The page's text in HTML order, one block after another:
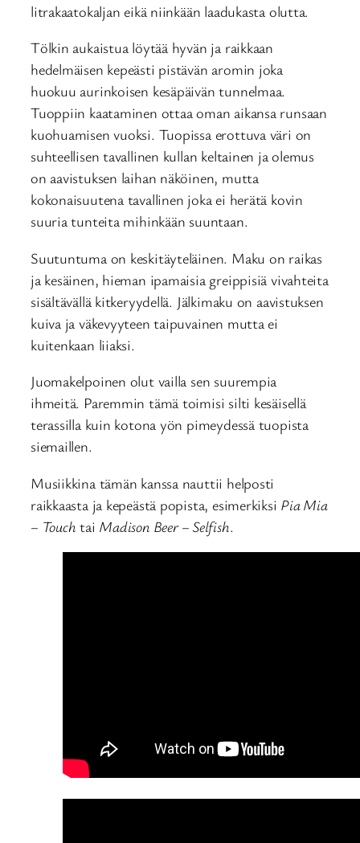
litrakaatokaljan eikä niinkään laadukasta olutta.
Tölkin aukaistua löytää hyvän ja raikkaan
hedelmäisen kepeästi pistävän aromin joka
huokuu aurinkoisen kesäpäivän tunnelmaa.
Tuoppiin kaataminen ottaa oman aikansa runsaan
kuohuamisen vuoksi. Tuopissa erottuva väri on
suhteellisen tavallinen kullan keltainen ja olemus
on aavistuksen laihan näköinen, mutta
kokonaisuutena tavallinen joka ei herätä kovin
suuria tunteita mihinkään suuntaan.
Suutuntuma on keskitäyteläinen. Maku on raikas
ja kesäinen, hieman ipamaisia greippisiä vivahteita
sisältävällä kitkeryydellä. Jälkimaku on aavistuksen
kuiva ja väkevyyteen taipuvainen mutta ei
kuitenkaan liiaksi.
Juomakelpoinen olut vailla sen suurempia
ihmeitä. Paremmin tämä toimisi silti kesäisellä
terassilla kuin kotona yön pimeydessä tuopista
siemaillen.
Musiikkina tämän kanssa nauttii helposti
raikkaasta ja kepeästä popista, esimerkiksi Pia Mia
– Touch tai Madison Beer – Selfish.